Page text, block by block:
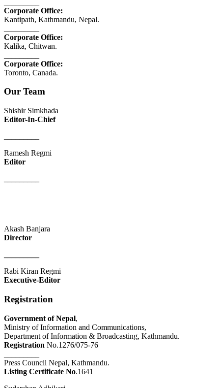
Corporate Office:
Kantipath, Kathmandu, Nepal.
Corporate Office:
Kalika, Chitwan.
Corporate Office:
Toronto, Canada.
Our Team
Shishir Simkhada
Editor-In-Chief
Ramesh Regmi
Editor
Akash Banjara
Director
Rabi Kiran Regmi
Executive-Editor
Registration
Government of Nepal,
Ministry of Information and Communications,
Department of Information & Broadcasting, Kathmandu.
Registration No.1276/075-76
Press Council Nepal, Kathmandu.
Listing Certificate No.1641